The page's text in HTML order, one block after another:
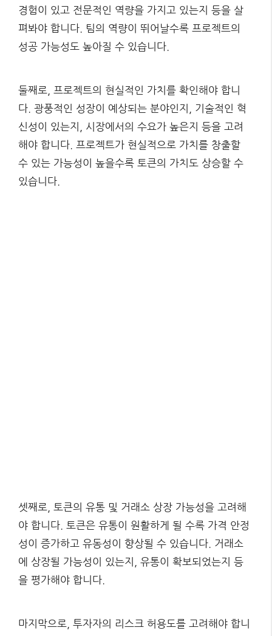
경험이 있고 전문적인 역량을 가지고 있는지 등을 살
펴봐야 합니다. 팀의 역량이 뛰어날수록 프로젝트의
성공 가능성도 높아질 수 있습니다.
둘째로, 프로젝트의 현실적인 가치를 확인해야 합니
다. 광풍적인 성장이 예상되는 분야인지, 기술적인 혁
신성이 있는지, 시장에서의 수요가 높은지 등을 고려
해야 합니다. 프로젝트가 현실적으로 가치를 창출할
수 있는 가능성이 높을수록 토큰의 가치도 상승할 수
있습니다.
셋째로, 토큰의 유통 및 거래소 상장 가능성을 고려해
야 합니다. 토큰은 유통이 원활하게 될 수록 가격 안정
성이 증가하고 유동성이 향상될 수 있습니다. 거래소
에 상장될 가능성이 있는지, 유통이 확보되었는지 등
을 평가해야 합니다.
마지막으로, 투자자의 리스크 허용도를 고려해야 합니